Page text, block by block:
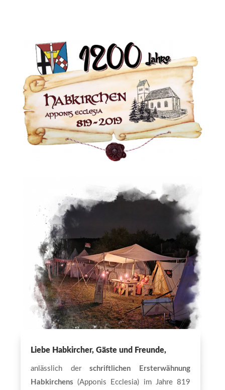
Liebe Habkircher, Gäste und Freunde,
anlässlich derschriftlichen Ersterwähnung
Habkirchens (Apponis Ecclesia) im Jahre 819